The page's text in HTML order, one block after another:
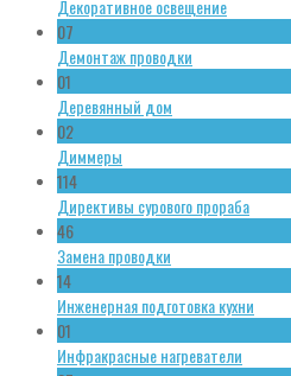
Декоративное освещение
07
Демонтаж проводки
01
Деревянный дом
02
Диммеры
114
Директивы сурового прораба
46
Замена проводки
14
Инженерная подготовка кухни
01
Инфракрасные нагреватели